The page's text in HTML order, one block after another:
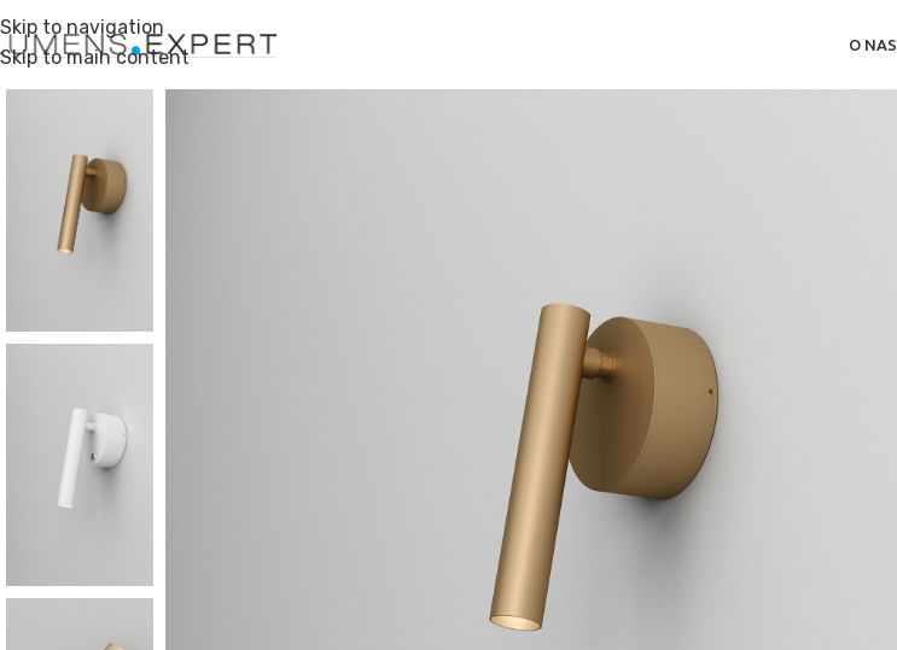
Skip to navigation
Skip to main content
O NAS